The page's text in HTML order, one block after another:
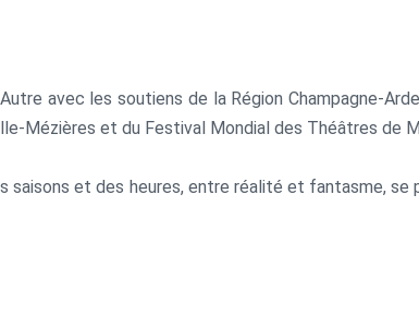
avec les soutiens de la Région Champagne-
Mézières et du Festival Mondial des Théâtres de
saisons et des heures, entre réalité et fantasme,
un chasseur manipulateur de marionnette. Leur